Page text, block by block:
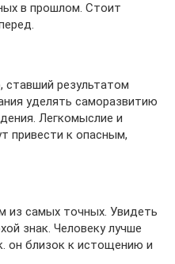
в прошлом. Стоит
ставший результатом
уделять саморазвитию
Легкомыслие и
привести к опасным,
из самых точных. Увидеть
знак. Человеку лучше
он близок к истощению и